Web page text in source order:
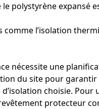
polystyrène
l’isolation
nécessite une
du site pour
choisie.
protecteur